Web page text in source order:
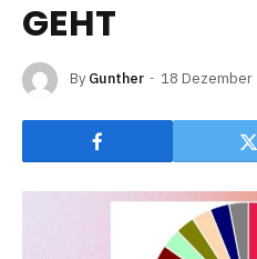
GEHT
By Gunther 18 Dezember